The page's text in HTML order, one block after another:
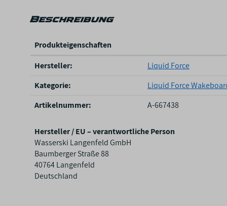
Beschreibung
Produkteigenschaften
Hersteller:
Liquid Force
Kategorie:
Liquid Force
Artikelnummer:
A-667438
Hersteller / EU – verantwortliche Person
Wasserski Langenfeld GmbH
Baumberger Straße 88
40764 Langenfeld
Deutschland